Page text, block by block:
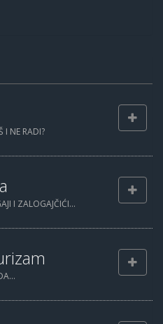
I NE RADI?
I ZALOGAJČIĆI...